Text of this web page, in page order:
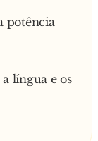
potência
língua e os